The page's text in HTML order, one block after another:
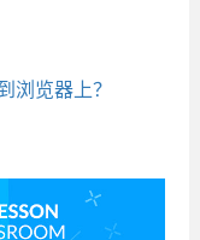
浏览器上？